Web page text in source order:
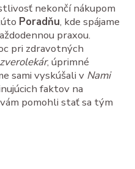
nekončí nákupom
Poradňu, kde spájame
praxou.
pri zdravotných
, úprimné
sami vyskúšali v Nami
faktov na
pomohli stať sa tým